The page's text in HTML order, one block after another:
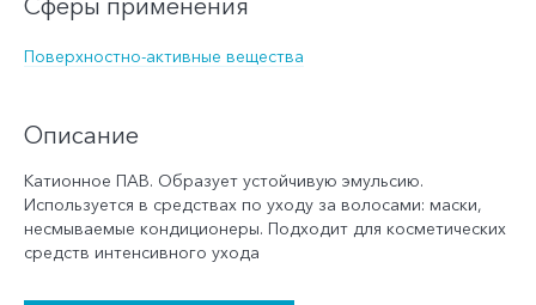
Сферы применения
Поверхностно-активные вещества
Описание
Катионное ПАВ. Образует устойчивую эмульсию.
Используется в средствах по уходу за волосами: маски,
несмываемые кондиционеры. Подходит для косметических
средств интенсивного ухода